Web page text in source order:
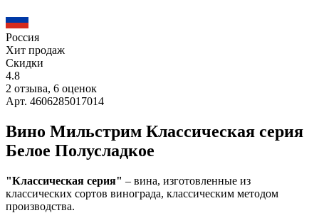
Россия
Хит продаж
Скидки
4.8
2 отзыва, 6 оценок
Арт. 4606285017014
Вино Мильстрим Классическая серия
Белое Полусладкое
"Классическая серия" – вина, изготовленные из
классических сортов винограда, классическим методом
производства.